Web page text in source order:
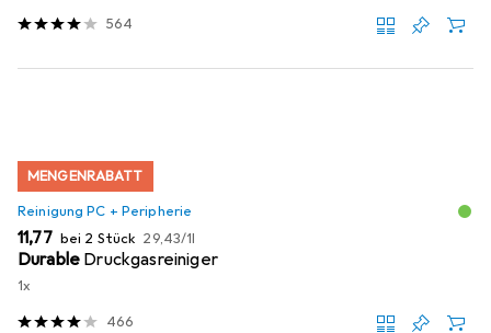
564
MENGENRABATT
Reinigung PC + Peripherie
EUR
11,77 bei 2 Stück EUR
29,43/1l
Durable Druckgasreiniger
1x
466